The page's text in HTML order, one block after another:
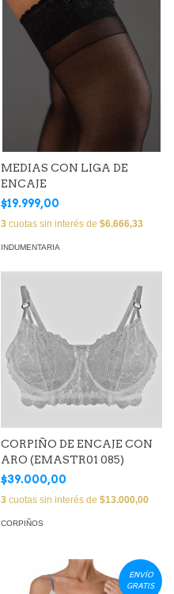
MEDIAS CON LIGA DE
ENCAJE
$19.999,00
3 cuotas sin interés de $6.666,33
INDUMENTARIA
CORPIÑO DE ENCAJE CON
ARO (EMASTR01 085)
$39.000,00
3 cuotas sin interés de $13.000,00
CORPIÑOS
ENVÍO
GRATIS